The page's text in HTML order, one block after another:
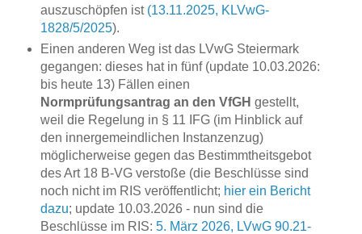
auszuschöpfen ist (13.11.2025, KLVwG-
1828/5/2025).
Einen anderen Weg ist das LVwG Steiermark
gegangen: dieses hat in fünf (update 10.03.2026:
bis heute 13) Fällen einen
Normprüfungsantrag an den VfGH gestellt,
weil die Regelung in § 11 IFG (im Hinblick auf
den innergemeindlichen Instanzenzug)
möglicherweise gegen das Bestimmtheitsgebot
des Art 18 B-VG verstoße (die Beschlüsse sind
noch nicht im RIS veröffentlicht; hier ein Bericht
dazu; update 10.03.2026 - nun sind die
Beschlüsse im RIS: 5. März 2026, LVwG 90.21-